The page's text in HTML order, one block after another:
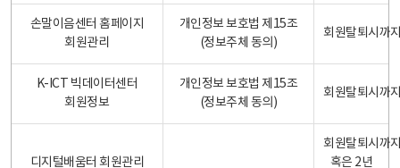
손말이음센터 홈페이지
회원관리
개인정보 보호법 제15조
(정보주체 동의)
회원탈퇴시까
K-ICT 빅데이터센터
회원정보
개인정보 보호법 제15조
(정보주체 동의)
회원탈퇴시까
디지털배움터 회원관리
회원탈퇴시까
혹은 2년